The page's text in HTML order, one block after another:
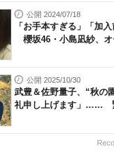
公開 2024/07/18
「お手本すぎる」「加
櫻坂46・小島凪紗、
公開 2025/10/30
武豊＆佐野量子、“秋の
礼申し上げます」……